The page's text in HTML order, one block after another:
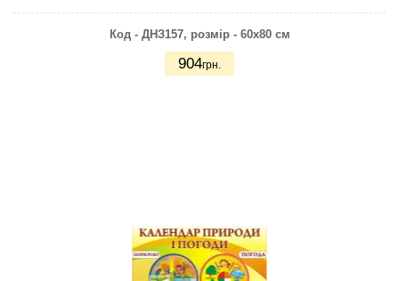
Код - ДНЗ157, розмір - 60х80 см
904грн.